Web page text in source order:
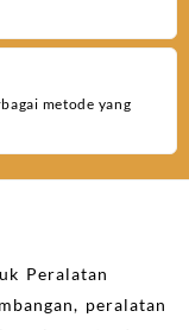
metode yang
Peralatan
peralatan